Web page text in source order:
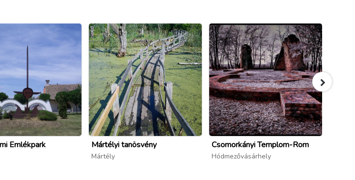
Emlékpark Mártélyi tanösvény
Mártély
Csomorkányi Templom-Rom
Hódmezővásárhely